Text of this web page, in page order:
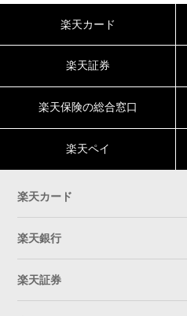
楽天カード
楽天証券
楽天保険の総合窓口
楽天ペイ
楽天カード
楽天銀行
楽天証券